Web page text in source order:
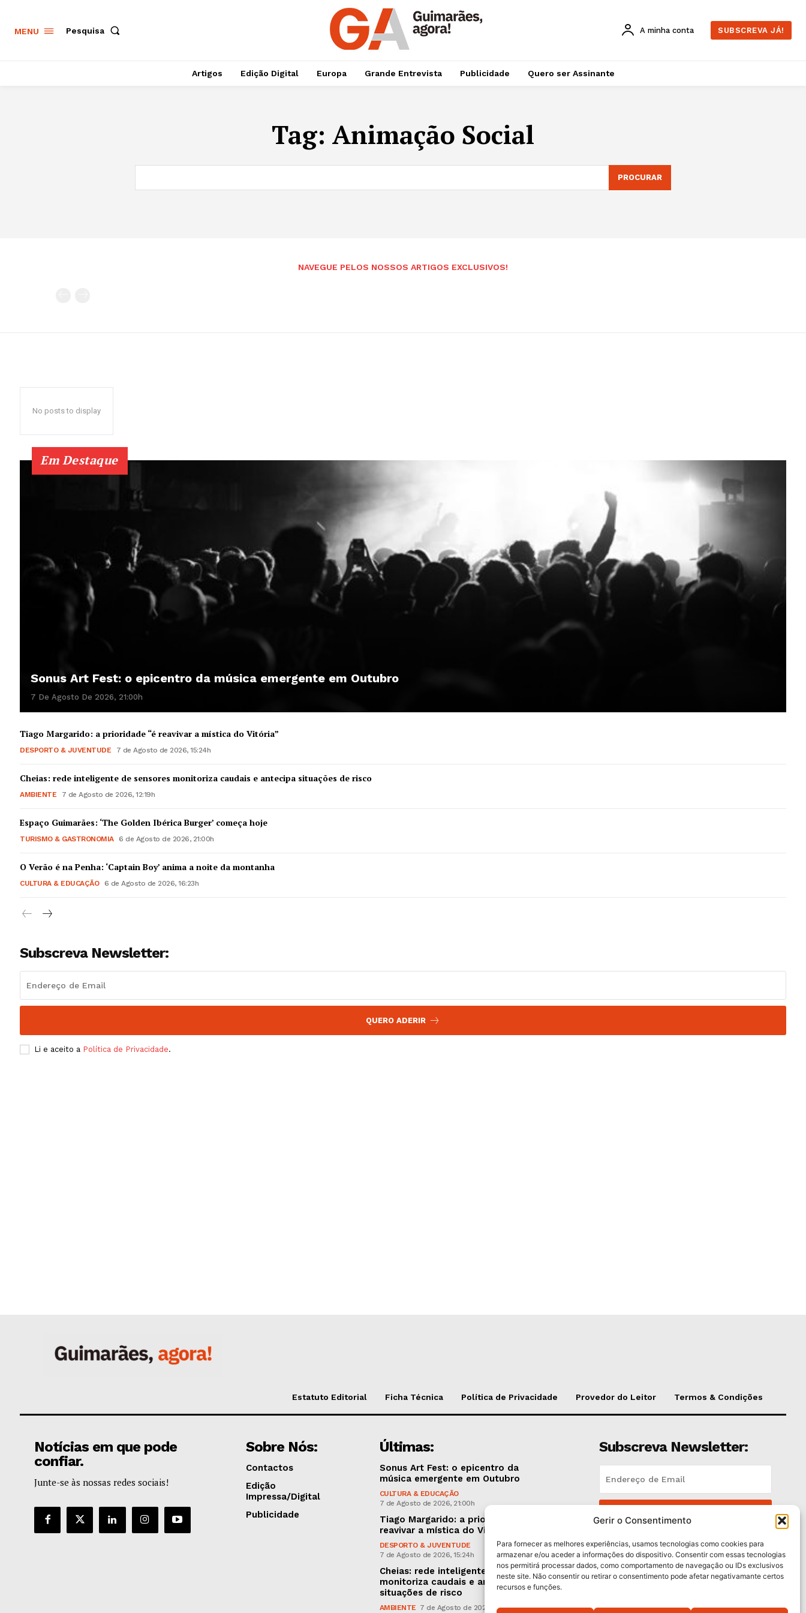
Guimarães, agora!
Gerir o Consentimento
Para fornecer as melhores experiências, usamos tecnologias como cookies para
armazenar e/ou aceder a informações do dispositivo. Consentir com essas tecnologias
nos permitirá processar dados, como comportamento de navegação ou IDs exclusivos
neste site. Não consentir ou retirar o consentimento pode afetar negativamante certos
recursos e funções.
MENU Pesquisa A minha conta SUBSCREVA JÁ!
Artigos Edição Digital Europa Grande Entrevista Publicidade Quero ser Assinante
Tag: Animação Social
PROCURAR
NAVEGUE PELOS NOSSOS ARTIGOS EXCLUSIVOS!
No posts to display
Em Destaque
Sonus Art Fest: o epicentro da música emergente em Outubro
7 De Agosto De 2026, 21:00h
Tiago Margarido: a prioridade “é reavivar a mística do Vitória”
DESPORTO & JUVENTUDE 7 de Agosto de 2026, 15:24h
Cheias: rede inteligente de sensores monitoriza caudais e antecipa situações de risco
AMBIENTE 7 de Agosto de 2026, 12:19h
Espaço Guimarães: ‘The Golden Ibérica Burger’ começa hoje
TURISMO & GASTRONOMIA 6 de Agosto de 2026, 21:00h
O Verão é na Penha: ‘Captain Boy’ anima a noite da montanha
CULTURA & EDUCAÇÃO 6 de Agosto de 2026, 16:23h
Subscreva Newsletter:
QUERO ADERIR
Li e aceito a Política de Privacidade.
Estatuto Editorial Ficha Técnica Política de Privacidade Provedor do Leitor Termos & Condições
Notícias em que pode
confiar.
Junte-se às nossas redes sociais!
Sobre Nós:
Contactos
Edição
Impressa/Digital
Publicidade
Últimas:
Sonus Art Fest: o epicentro da
música emergente em Outubro
CULTURA & EDUCAÇÃO
7 de Agosto de 2026, 21:00h
Tiago Margarido: a prioridade “é
reavivar a mística do Vitória”
DESPORTO & JUVENTUDE
7 de Agosto de 2026, 15:24h
Cheias: rede inteligente de sensores
monitoriza caudais e antecipa
situações de risco
AMBIENTE 7 de Agosto de 2026, 12:19h
Subscreva Newsletter:
Li e aceito aPolítica de Privacidade .